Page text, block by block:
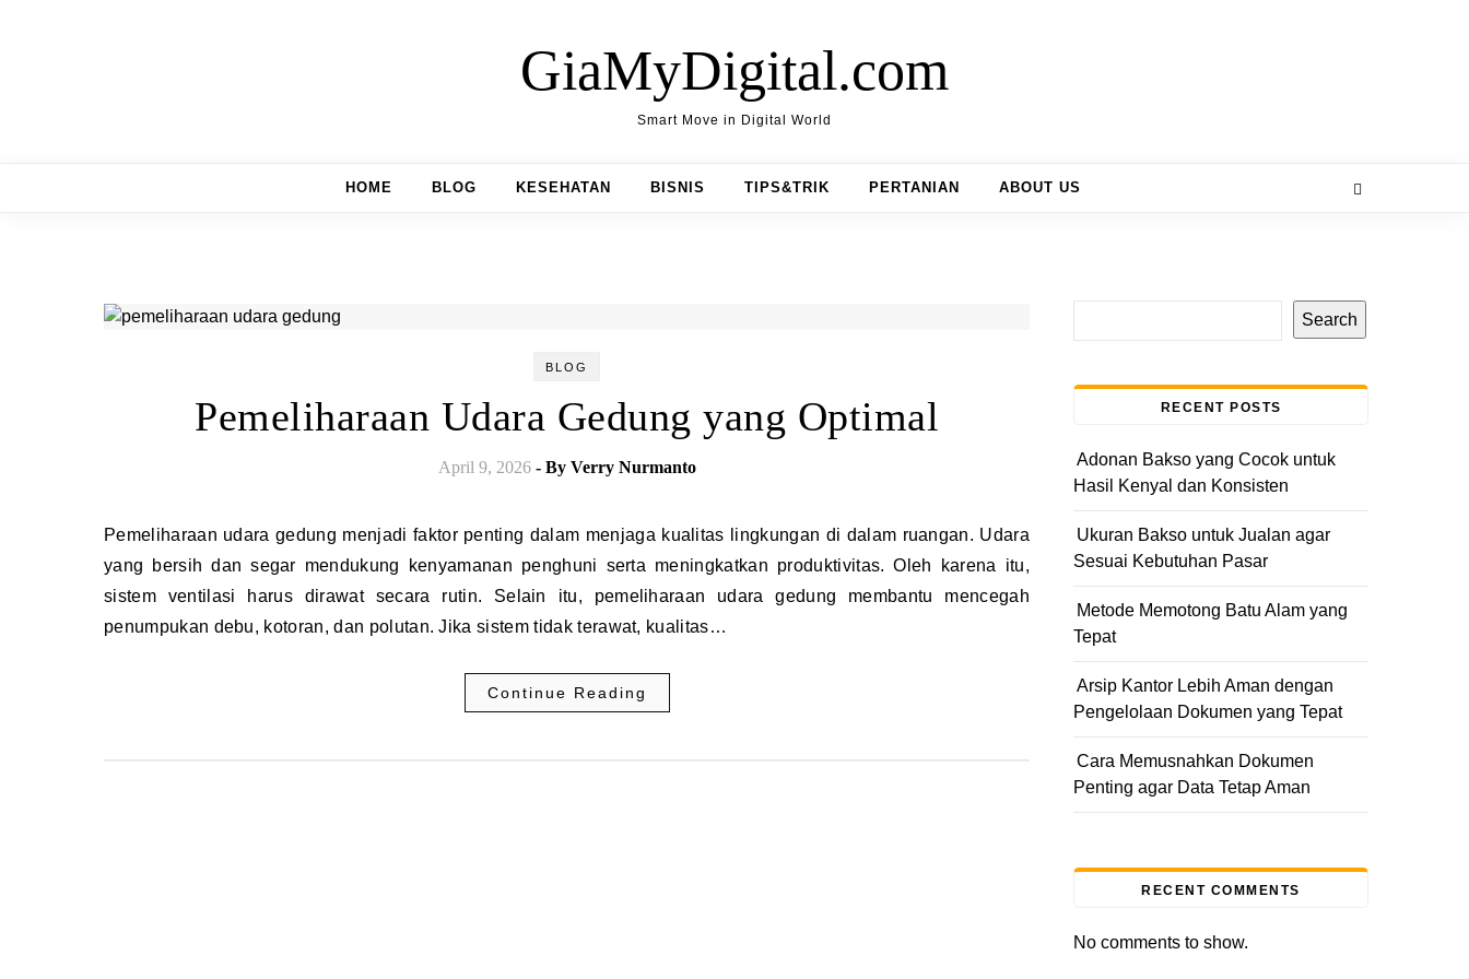
GiaMyDigital.com
Smart Move in Digital World
HOME BLOG KESEHATAN BISNIS TIPS&TRIK PERTANIAN ABOUT US
BLOG
Pemeliharaan Udara Gedung yang Optimal
April 9, 2026 - By Verry Nurmanto
Pemeliharaan udara gedung menjadi faktor penting dalam menjaga kualitas lingkungan di dalam ruangan. Udara
yang bersih dan segar mendukung kenyamanan penghuni serta meningkatkan produktivitas. Oleh karena itu,
sistem ventilasi harus dirawat secara rutin. Selain itu, pemeliharaan udara gedung membantu mencegah
penumpukan debu, kotoran, dan polutan. Jika sistem tidak terawat, kualitas…
Continue Reading
Search
RECENT POSTS
Adonan Bakso yang Cocok untuk
Hasil Kenyal dan Konsisten
Ukuran Bakso untuk Jualan agar
Sesuai Kebutuhan Pasar
Metode Memotong Batu Alam yang
Tepat
Arsip Kantor Lebih Aman dengan
Pengelolaan Dokumen yang Tepat
Cara Memusnahkan Dokumen
Penting agar Data Tetap Aman
RECENT COMMENTS
No comments to show.